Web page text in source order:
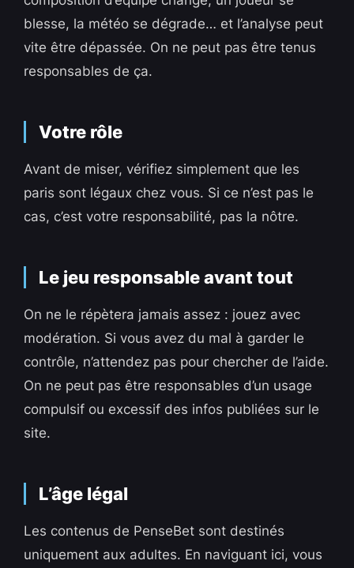
blesse, la météo se dégrade… et l’analyse peut
vite être dépassée. On ne peut pas être tenus
responsables de ça.
Votre rôle
Avant de miser, vérifiez simplement que les
paris sont légaux chez vous. Si ce n’est pas le
cas, c’est votre responsabilité, pas la nôtre.
Le jeu responsable avant tout
On ne le répètera jamais assez : jouez avec
modération. Si vous avez du mal à garder le
contrôle, n’attendez pas pour chercher de l’aide.
On ne peut pas être responsables d’un usage
compulsif ou excessif des infos publiées sur le
site.
L’âge légal
Les contenus de PenseBet sont destinés
uniquement aux adultes. En naviguant ici, vous